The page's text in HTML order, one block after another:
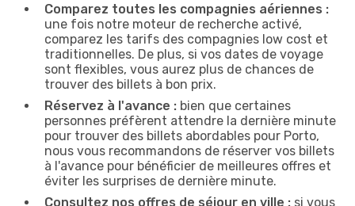
Comparez toutes les compagnies aériennes :
une fois notre moteur de recherche activé,
comparez les tarifs des compagnies low cost et
traditionnelles. De plus, si vos dates de voyage
sont flexibles, vous aurez plus de chances de
trouver des billets à bon prix.
Réservez à l'avance : bien que certaines
personnes préfèrent attendre la dernière minute
pour trouver des billets abordables pour Porto,
nous vous recommandons de réserver vos billets
à l'avance pour bénéficier de meilleures offres et
éviter les surprises de dernière minute.
Consultez nos offres de séjour en ville : si vous